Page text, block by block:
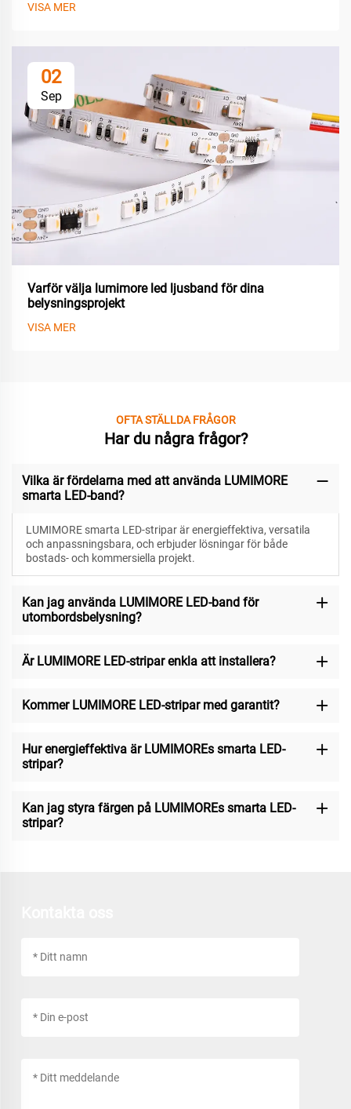
VISA MER
02
Sep
Varför välja lumimore led ljusband för dina
belysningsprojekt
VISA MER
OFTA STÄLLDA FRÅGOR
Har du några frågor?
Vilka är fördelarna med att använda LUMIMORE
smarta LED-band?
LUMIMORE smarta LED-stripar är energieffektiva, versatila
och anpassningsbara, och erbjuder lösningar för både
bostads- och kommersiella projekt.
Kan jag använda LUMIMORE LED-band för
utombordsbelysning?
Är LUMIMORE LED-stripar enkla att installera?
Kommer LUMIMORE LED-stripar med garantit?
Hur energieffektiva är LUMIMOREs smarta LED-
stripar?
Kan jag styra färgen på LUMIMOREs smarta LED-
stripar?